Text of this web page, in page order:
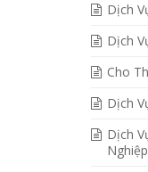
Dịch
Dịch
Cho
Dịch
Dịch